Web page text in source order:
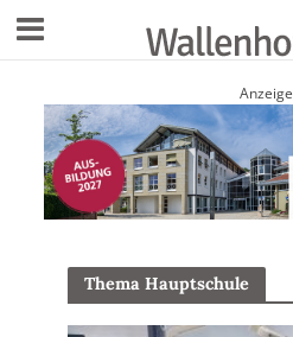
Anzeige
Thema Hauptschule